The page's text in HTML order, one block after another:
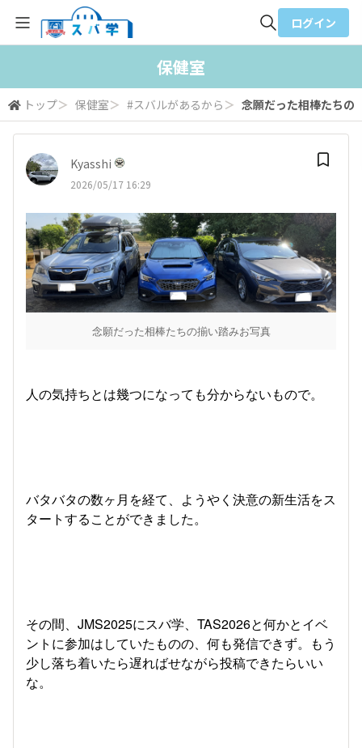
検索
ログイン
保健室
トップ＞ 保健室＞ #スバルがあるから ＞ 念願だった相棒たちの
Kyasshi
2026/05/17 16:29
念願だった相棒たちの揃い踏みお写真
人の気持ちとは幾つになっても分からないもので。
バタバタの数ヶ月を経て、ようやく決意の新生活をス
タートすることができました。
その間、JMS2025にスバ学、TAS2026と何かとイベ
ントに参加はしていたものの、何も発信できず。もう
少し落ち着いたら遅ればせながら投稿できたらいい
な。